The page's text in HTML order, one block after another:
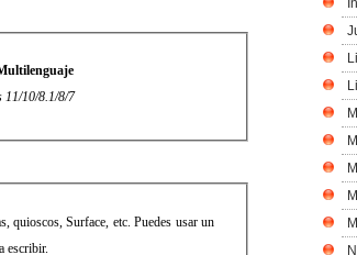
11/10/8.1/8/7
quioscos, Surface, etc. Puedes usar un
escribir.